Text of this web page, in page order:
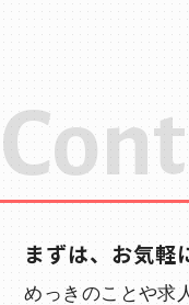
まずは、お気軽
めっきのことや求